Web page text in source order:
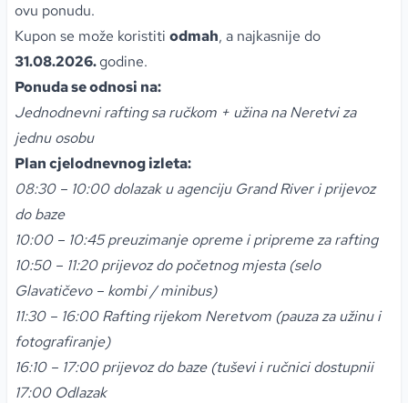
ovu ponudu.
Kupon se može koristiti odmah, a najkasnije do
31.08.2026.godine.
Ponuda se odnosi na:
Jednodnevni rafting sa ručkom + užina na Neretvi za
jednu osobu
Plan cjelodnevnog izleta:
08:30 – 10:00 dolazak u agenciju Grand River i prijevoz
do baze
10:00 – 10:45 preuzimanje opreme i pripreme za rafting
10:50 – 11:20 prijevoz do početnog mjesta (selo
Glavatičevo – kombi / minibus)
11:30 – 16:00 Rafting rijekom Neretvom (pauza za užinu i
fotografiranje)
16:10 – 17:00 prijevoz do baze (tuševi i ručnici dostupnii
17:00 Odlazak